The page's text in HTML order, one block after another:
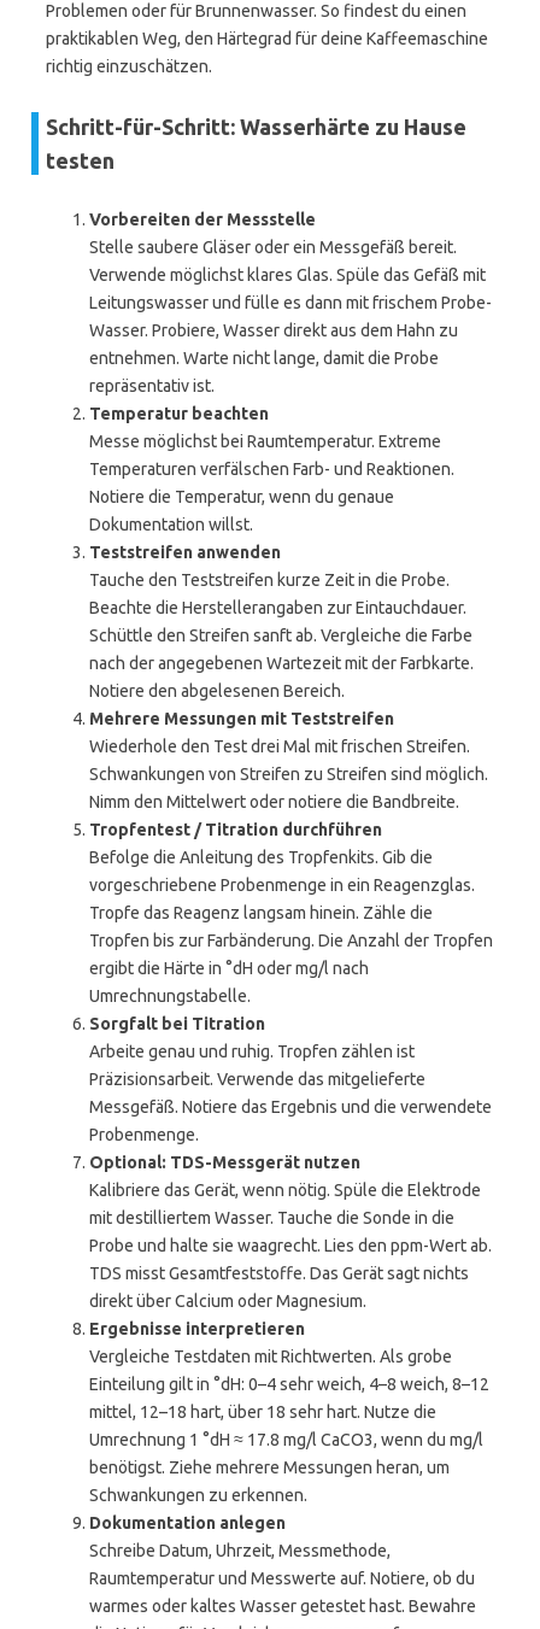
Problemen oder für Brunnenwasser. So findest du einen
praktikablen Weg, den Härtegrad für deine Kaffeemaschine
richtig einzuschätzen.
Schritt-für-Schritt: Wasserhärte zu Hause
testen
Vorbereiten der Messstelle
Stelle saubere Gläser oder ein Messgefäß bereit.
Verwende möglichst klares Glas. Spüle das Gefäß mit
Leitungswasser und fülle es dann mit frischem Probe-
Wasser. Probiere, Wasser direkt aus dem Hahn zu
entnehmen. Warte nicht lange, damit die Probe
repräsentativ ist.
Temperatur beachten
Messe möglichst bei Raumtemperatur. Extreme
Temperaturen verfälschen Farb- und Reaktionen.
Notiere die Temperatur, wenn du genaue
Dokumentation willst.
Teststreifen anwenden
Tauche den Teststreifen kurze Zeit in die Probe.
Beachte die Herstellerangaben zur Eintauchdauer.
Schüttle den Streifen sanft ab. Vergleiche die Farbe
nach der angegebenen Wartezeit mit der Farbkarte.
Notiere den abgelesenen Bereich.
Mehrere Messungen mit Teststreifen
Wiederhole den Test drei Mal mit frischen Streifen.
Schwankungen von Streifen zu Streifen sind möglich.
Nimm den Mittelwert oder notiere die Bandbreite.
Tropfentest / Titration durchführen
Befolge die Anleitung des Tropfenkits. Gib die
vorgeschriebene Probenmenge in ein Reagenzglas.
Tropfe das Reagenz langsam hinein. Zähle die
Tropfen bis zur Farbänderung. Die Anzahl der Tropfen
ergibt die Härte in °dH oder mg/l nach
Umrechnungstabelle.
Sorgfalt bei Titration
Arbeite genau und ruhig. Tropfen zählen ist
Präzisionsarbeit. Verwende das mitgelieferte
Messgefäß. Notiere das Ergebnis und die verwendete
Probenmenge.
Optional: TDS-Messgerät nutzen
Kalibriere das Gerät, wenn nötig. Spüle die Elektrode
mit destilliertem Wasser. Tauche die Sonde in die
Probe und halte sie waagrecht. Lies den ppm-Wert ab.
TDS misst Gesamtfeststoffe. Das Gerät sagt nichts
direkt über Calcium oder Magnesium.
Ergebnisse interpretieren
Vergleiche Testdaten mit Richtwerten. Als grobe
Einteilung gilt in °dH: 0–4 sehr weich, 4–8 weich, 8–12
mittel, 12–18 hart, über 18 sehr hart. Nutze die
Umrechnung 1 °dH ≈ 17.8 mg/l CaCO3, wenn du mg/l
benötigst. Ziehe mehrere Messungen heran, um
Schwankungen zu erkennen.
Dokumentation anlegen
Schreibe Datum, Uhrzeit, Messmethode,
Raumtemperatur und Messwerte auf. Notiere, ob du
warmes oder kaltes Wasser getestet hast. Bewahre